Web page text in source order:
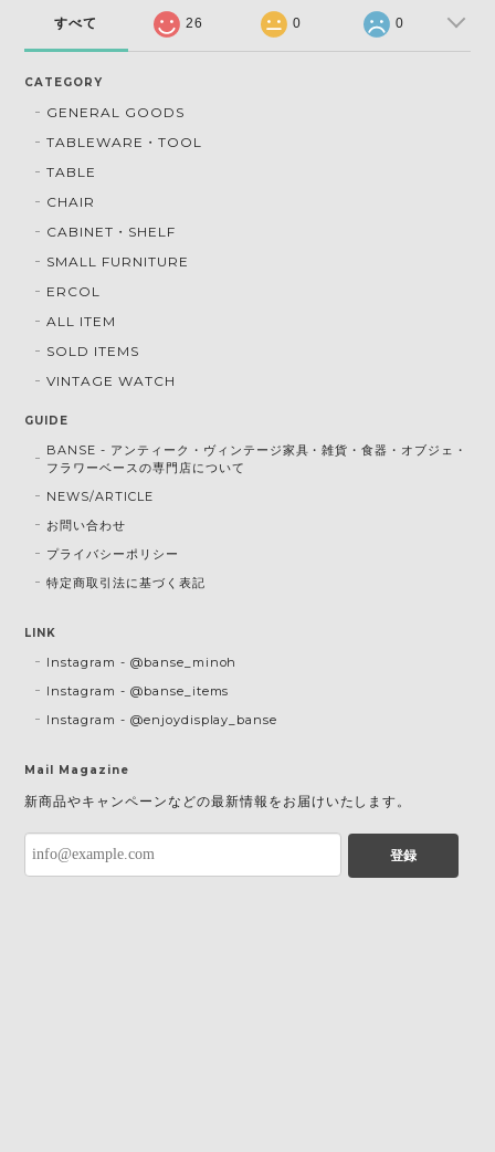
すべて 26 0 0
CATEGORY
GENERAL GOODS
TABLEWARE・TOOL
TABLE
CHAIR
CABINET・SHELF
SMALL FURNITURE
ERCOL
ALL ITEM
SOLD ITEMS
VINTAGE WATCH
GUIDE
BANSE - アンティーク・ヴィンテージ家具・雑貨・食器・オブジェ・
フラワーベースの専門店について
NEWS/ARTICLE
お問い合わせ
プライバシーポリシー
特定商取引法に基づく表記
LINK
Instagram - @banse_minoh
Instagram - @banse_items
Instagram - @enjoydisplay_banse
Mail Magazine
新商品やキャンペーンなどの最新情報をお届けいたします。
登録